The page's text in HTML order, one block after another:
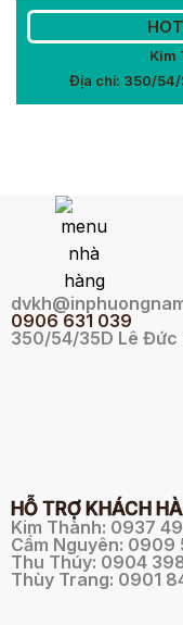
Kim
Địa chỉ: 350/54/
0906 631 039
350/54/35D Lê Đức
HỖ TRỢ KHÁCH
Kim Thành: 0937
Cẩm Nguyên: 0909
Thu Thúy: 0904
Thùy Trang: 0901